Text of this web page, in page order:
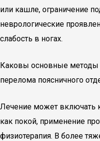
или кашле, ограничение
неврологические
слабость в ногах.
Каковы основные методы
перелома поясничного
Лечение может включать
как покой, применение
физиотерапия. В более